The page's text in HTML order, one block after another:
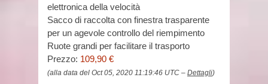
elettronica della velocità
Sacco di raccolta con finestra trasparente
per un agevole controllo del riempimento
Ruote grandi per facilitare il trasporto
Prezzo: 109,90 €
(alla data del Oct 05, 2020 11:19:46 UTC – Dettagli)